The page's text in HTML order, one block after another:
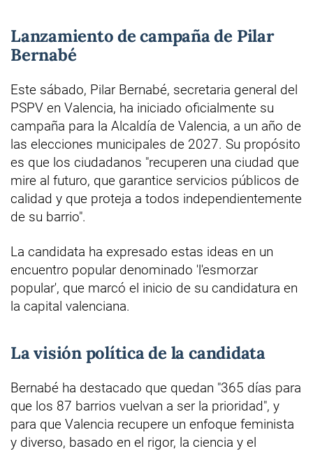
Lanzamiento de campaña de Pilar
Bernabé
Este sábado, Pilar Bernabé, secretaria general del
PSPV en Valencia, ha iniciado oficialmente su
campaña para la Alcaldía de Valencia, a un año de
las elecciones municipales de 2027. Su propósito
es que los ciudadanos "recuperen una ciudad que
mire al futuro, que garantice servicios públicos de
calidad y que proteja a todos independientemente
de su barrio".
La candidata ha expresado estas ideas en un
encuentro popular denominado 'l'esmorzar
popular', que marcó el inicio de su candidatura en
la capital valenciana.
La visión política de la candidata
Bernabé ha destacado que quedan "365 días para
que los 87 barrios vuelvan a ser la prioridad", y
para que Valencia recupere un enfoque feminista
y diverso, basado en el rigor, la ciencia y el